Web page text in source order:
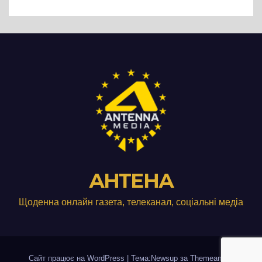
АНТЕНА
Щоденна онлайн газета, телеканал, соціальні медіа
Сайт працює на WordPress Тема:Newsup за Themeansar